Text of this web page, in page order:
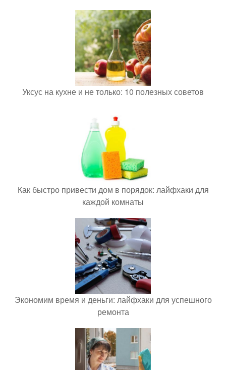
Уксус на кухне и не только: 10 полезных советов
Как быстро привести дом в порядок: лайфхаки для
каждой комнаты
Экономим время и деньги: лайфхаки для успешного
ремонта